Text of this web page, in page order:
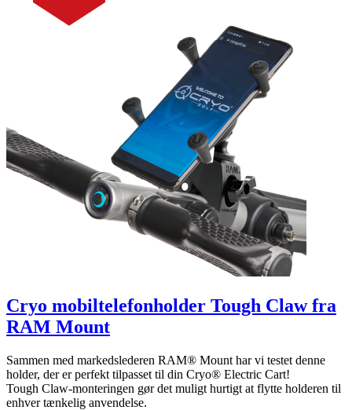
Cryo mobiltelefonholder Tough Claw fra
RAM Mount
Sammen med markedslederen RAM® Mount har vi testet denne
holder, der er perfekt tilpasset til din Cryo® Electric Cart!
Tough Claw-monteringen gør det muligt hurtigt at flytte holderen til
enhver tænkelig anvendelse.